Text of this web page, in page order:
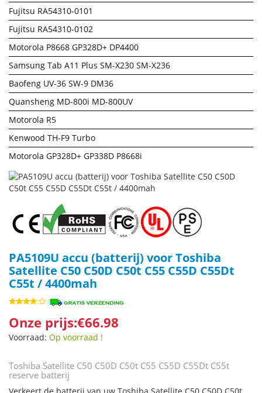
Fujitsu RA54310-0101
Fujitsu RA54310-0102
Motorola P8668 GP328D+ DP4400
Samsung Tab A11 Plus SM-X230 SM-X236
Baofeng UV-36 SW-9 DM36
Quansheng MD-800i MD-800UV
Motorola R5
Kenwood TH-F9 Turbo
Motorola GP328D+ GP338D P8668i
PA5109U accu (batterij) voor Toshiba
Satellite C50 C50D C50t C55 C55D C55Dt
C55t / 4400mah
Onze prijs:€66.98
Voorraad: Op voorraad !
Toshiba Satellite C50 C50D C50t C55 C55D C55Dt C55t
reserve batterij